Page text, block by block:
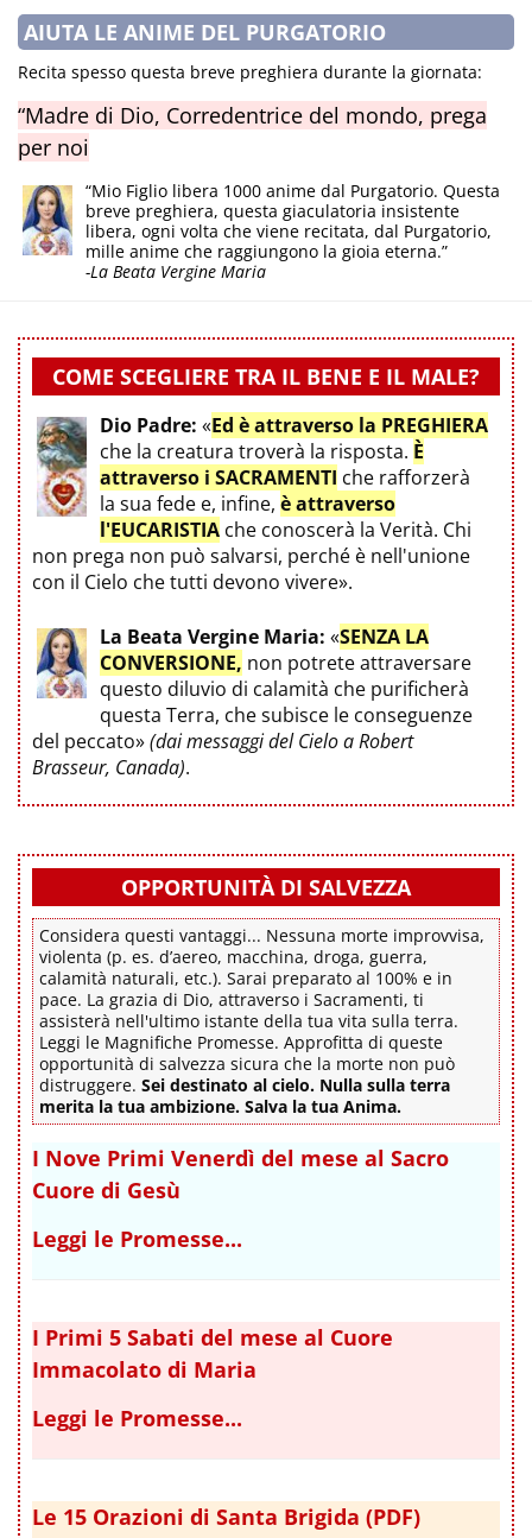
AIUTA LE ANIME DEL PURGATORIO
Recita spesso questa breve preghiera durante la giornata:
“Madre di Dio, Corredentrice del mondo, prega
per noi
“Mio Figlio libera 1000 anime dal Purgatorio. Questa
breve preghiera, questa giaculatoria insistente
libera, ogni volta che viene recitata, dal Purgatorio,
mille anime che raggiungono la gioia eterna.”
-La Beata Vergine Maria
COME SCEGLIERE TRA IL BENE E IL MALE?
Dio Padre: «Ed è attraverso la PREGHIERA
che la creatura troverà la risposta. È
attraverso i SACRAMENTI che rafforzerà
la sua fede e, infine, è attraverso
l'EUCARISTIA che conoscerà la Verità. Chi
non prega non può salvarsi, perché è nell'unione
con il Cielo che tutti devono vivere».
La Beata Vergine Maria: «SENZA LA
CONVERSIONE, non potrete attraversare
questo diluvio di calamità che purificherà
questa Terra, che subisce le conseguenze
del peccato»(dai messaggi del Cielo a Robert
Brasseur, Canada).
OPPORTUNITÀ DI SALVEZZA
Considera questi vantaggi... Nessuna morte improvvisa,
violenta (p. es. d’aereo, macchina, droga, guerra,
calamità naturali, etc.). Sarai preparato al 100% e in
pace. La grazia di Dio, attraverso i Sacramenti, ti
assisterà nell'ultimo istante della tua vita sulla terra.
Leggi le Magnifiche Promesse. Approfitta di queste
opportunità di salvezza sicura che la morte non può
distruggere. Sei destinato al cielo. Nulla sulla terra
merita la tua ambizione. Salva la tua Anima.
I Nove Primi Venerdì del mese al Sacro
Cuore di Gesù
Leggi le Promesse...
I Primi 5 Sabati del mese al Cuore
Immacolato di Maria
Leggi le Promesse...
Le 15 Orazioni di Santa Brigida (PDF)